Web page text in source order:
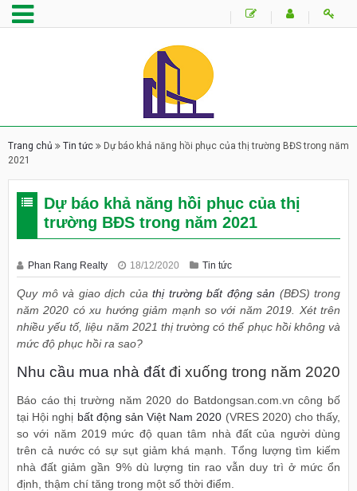
Trang chủ Tin tức
Dự báo khả năng hồi phục của thị trường BĐS trong năm
2021
Dự báo khả năng hồi phục của thị
trường BĐS trong năm 2021
Phan Rang Realty 18/12/2020 Tin tức
Quy mô và giao dịch của thị trường bất động sản (BĐS) trong
năm 2020 có xu hướng giảm mạnh so với năm 2019. Xét trên
nhiều yếu tố, liệu năm 2021 thị trường có thể phục hồi không và
mức độ phục hồi ra sao?
Nhu cầu mua nhà đất đi xuống trong năm 2020
Báo cáo thị trường năm 2020 do Batdongsan.com.vn công bố
tại Hội nghị bất động sản Việt Nam 2020 (VRES 2020) cho thấy,
so với năm 2019 mức độ quan tâm nhà đất của người dùng
trên cả nước có sự sụt giảm khá mạnh. Tổng lượng tìm kiếm
nhà đất giảm gần 9% dù lượng tin rao vẫn duy trì ở mức ổn
định, thậm chí tăng trong một số thời điểm.